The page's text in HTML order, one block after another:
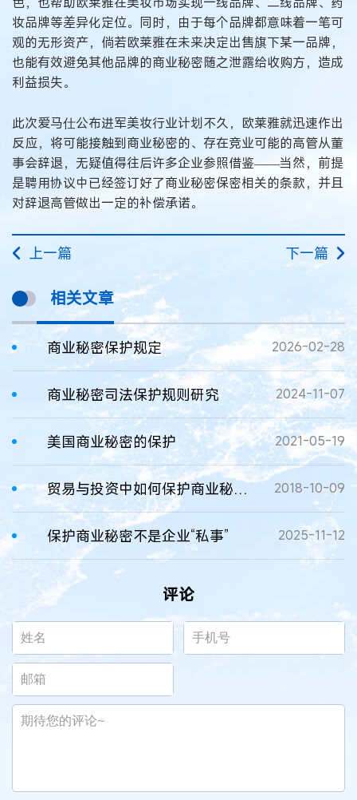
妆品牌等差异化定位。同时，由于每个品牌都意味着一笔可
观的无形资产，倘若欧莱雅在未来决定出售旗下某一品牌，
也能有效避免其他品牌的商业秘密随之泄露给收购方，造成
利益损失。
此次爱马仕公布进军美妆行业计划不久，欧莱雅就迅速作出
反应，将可能接触到商业秘密的、存在竞业可能的高管从董
事会辞退，无疑值得往后许多企业参照借鉴——当然，前提
是聘用协议中已经签订好了商业秘密保密相关的条款，并且
对辞退高管做出一定的补偿承诺。
上一篇 下一篇
相关文章
商业秘密保护规定 2026-02-28
商业秘密司法保护规则研究 2024-11-07
美国商业秘密的保护 2021-05-19
贸易与投资中如何保护商业秘密？ 2018-10-09
保护商业秘密不是企业“私事” 2025-11-12
评论